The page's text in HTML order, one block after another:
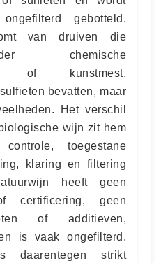
gebotteld.
van druiven die
chemische
of kunstmest.
bevatten, maar
Het verschil
wijn zit hem
toegestane
klaring en filtering
heeft geen
certificering, geen
of additieven,
is vaak ongefilterd.
daarentegen strikt